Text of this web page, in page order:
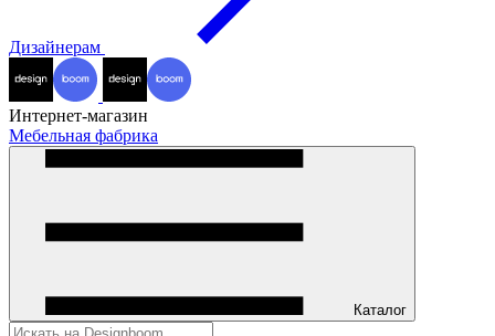
Дизайнерам
Интернет-магазин
Мебельная фабрика
Каталог